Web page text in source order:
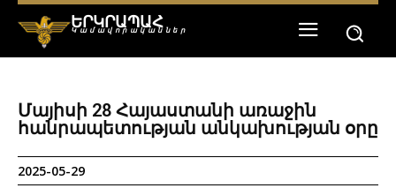
ԵՐԿՐԱՊԱՀ
Կամավորականներ
Մայիսի 28 Հայաստանի առաջին
հանրապետության անկախության օրը
2025-05-29